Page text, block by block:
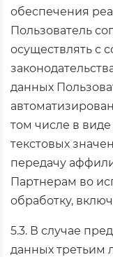
обеспечения
Пользователь
осуществлять с
данных
том числе в
текстовых
передачу
Партнерам во
обработку,
5.3. В случае
данных третьим